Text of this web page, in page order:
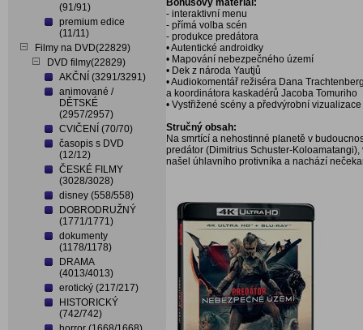
(91/91)
premium edice
(11/11)
Filmy na DVD(22829)
DVD filmy(22829)
AKČNÍ (3291/3291)
animované /
DĚTSKÉ
(2957/2957)
CVIČENÍ (70/70)
časopis s DVD
(12/12)
ČESKÉ FILMY
(3028/3028)
disney (558/558)
DOBRODRUŽNÝ
(1771/1771)
dokumenty
(1178/1178)
DRAMA
(4013/4013)
erotický (217/217)
HISTORICKÝ
(742/742)
Bonusový materiál:
- interaktivní menu
- přímá volba scén
- produkce predátora
• Autentické androidky
• Mapování nebezpečného území
• Dek z národa Yautjů
• Audiokomentář režiséra Dana
a koordinátora kaskadérů Jacoba Tomuriho
• Vystřižené scény a předvýrobní
Stručný obsah:
Na smrtící a nehostinné planetě v
predátor (Dimitrius Schuster-
našel úhlavního protivníka a nachází